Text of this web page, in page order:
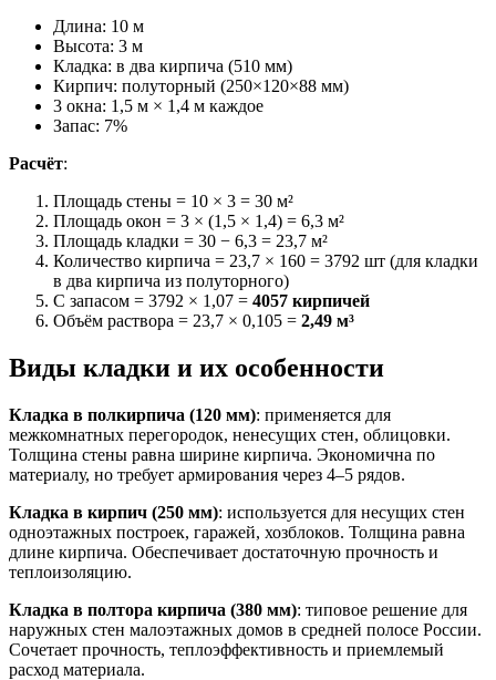
Длина: 10 м
Высота: 3 м
Кладка: в два кирпича (510 мм)
Кирпич: полуторный (250×120×88 мм)
3 окна: 1,5 м × 1,4 м каждое
Запас: 7%
Расчёт:
Площадь стены = 10 × 3 = 30 м²
Площадь окон = 3 × (1,5 × 1,4) = 6,3 м²
Площадь кладки = 30 − 6,3 = 23,7 м²
Количество кирпича = 23,7 × 160 = 3792 шт (для кладки
в два кирпича из полуторного)
С запасом = 3792 × 1,07 = 4057 кирпичей
Объём раствора = 23,7 × 0,105 = 2,49 м³
Виды кладки и их особенности
Кладка в полкирпича (120 мм): применяется для
межкомнатных перегородок, ненесущих стен, облицовки.
Толщина стены равна ширине кирпича. Экономична по
материалу, но требует армирования через 4–5 рядов.
Кладка в кирпич (250 мм): используется для несущих стен
одноэтажных построек, гаражей, хозблоков. Толщина равна
длине кирпича. Обеспечивает достаточную прочность и
теплоизоляцию.
Кладка в полтора кирпича (380 мм): типовое решение для
наружных стен малоэтажных домов в средней полосе России.
Сочетает прочность, теплоэффективность и приемлемый
расход материала.